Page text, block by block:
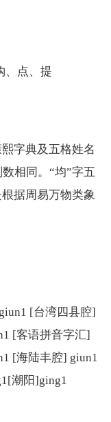
、点、提
字典及五格姓名
相同。“均”字五
据周易万物类象
[台湾四县腔]
[客语拼音字汇]
[海陆丰腔] giun1
潮阳]ging1